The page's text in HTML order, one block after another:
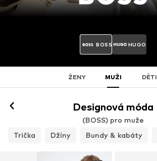
BOSS HUGO
ŽENY MUŽI DĚTI
Designová móda
(BOSS) pro muže
Trička
Džíny Bundy & kabáty